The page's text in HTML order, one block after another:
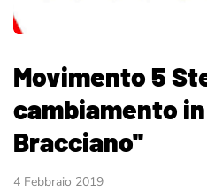
Movimento 5
cambiamento in
Bracciano''
4 Febbraio 2019